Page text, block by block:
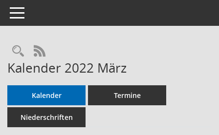
Toggle navigation
RSS-Feed
Kalender 2022 März
Kalender Termine
Niederschriften